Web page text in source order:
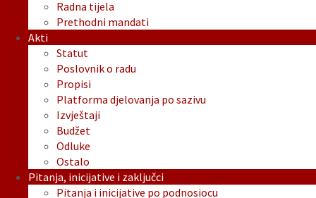
Radna tijela
Prethodni mandati
Akti
Statut
Poslovnik o radu
Propisi
Platforma djelovanja po sazivu
Izvještaji
Budžet
Odluke
Ostalo
Pitanja, inicijative i zaključci
Pitanja i inicijative po podnosiocu